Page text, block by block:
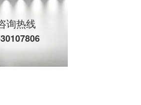
询热线